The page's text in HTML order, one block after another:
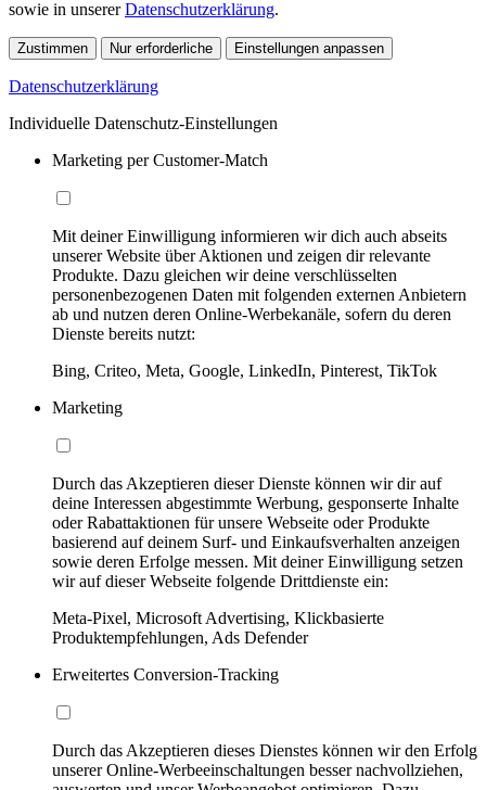
sowie in unsererDatenschutzerklärung.
Zustimmen Nur erforderliche Einstellungen anpassen
Datenschutzerklärung
Individuelle Datenschutz-Einstellungen
Marketing per Customer-Match
Mit deiner Einwilligung informieren wir dich auch abseits
unserer Website über Aktionen und zeigen dir relevante
Produkte. Dazu gleichen wir deine verschlüsselten
personenbezogenen Daten mit folgenden externen Anbietern
ab und nutzen deren Online-Werbekanäle, sofern du deren
Dienste bereits nutzt:
Bing, Criteo, Meta, Google, LinkedIn, Pinterest, TikTok
Marketing
Durch das Akzeptieren dieser Dienste können wir dir auf
deine Interessen abgestimmte Werbung, gesponserte Inhalte
oder Rabattaktionen für unsere Webseite oder Produkte
basierend auf deinem Surf- und Einkaufsverhalten anzeigen
sowie deren Erfolge messen. Mit deiner Einwilligung setzen
wir auf dieser Webseite folgende Drittdienste ein:
Meta-Pixel, Microsoft Advertising, Klickbasierte
Produktempfehlungen, Ads Defender
Erweitertes Conversion-Tracking
Durch das Akzeptieren dieses Dienstes können wir den Erfolg
unserer Online-Werbeeinschaltungen besser nachvollziehen,